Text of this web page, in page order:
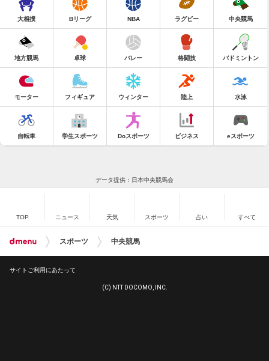
大相撲 Bリーグ NBA ラグビー 中央競馬
地方競馬 卓球 バレー 格闘技 バドミントン
モーター フィギュア ウィンター 陸上 水泳
自転車 学生スポーツ Doスポーツ ビジネス eスポーツ
データ提供：日本中央競馬会
TOP ニュース 天気 スポーツ 占い すべて
スポーツ 中央競馬
サイトご利用にあたって
(C) NTT DOCOMO, INC.